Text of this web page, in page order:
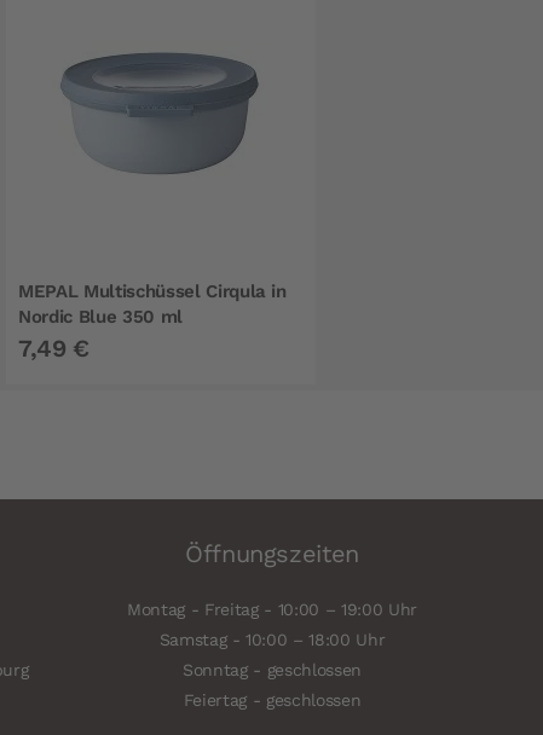
MEPAL Multischüssel Cirqula in
Nordic Blue 350 ml
7,49 €
Öffnungszeiten
Montag - Freitag - 10:00 – 19:00 Uhr
Samstag - 10:00 – 18:00 Uhr
Sonntag - geschlossen
Feiertag - geschlossen